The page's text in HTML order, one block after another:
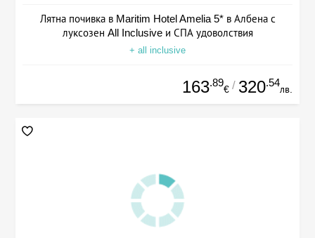
Лятна почивка в Maritim Hotel Amelia 5* в Албена с
луксозен All Inclusive и СПА удоволствия
+ all inclusive
163.89
€ / 320.54
лв.